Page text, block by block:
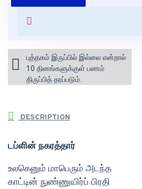
for orders above ₹1000 within
புத்தகம் இருப்பில் இல்லை என்றால்
10 தினங்களுக்குள் பணம்
திருப்பித் தரப்படும்.
DESCRIPTION
டப்ளின் நகரத்தார்
உலகெனும் மாபெரும் அடந்த
காட்டின் நுண்ணுயிர்ப் பிரதி